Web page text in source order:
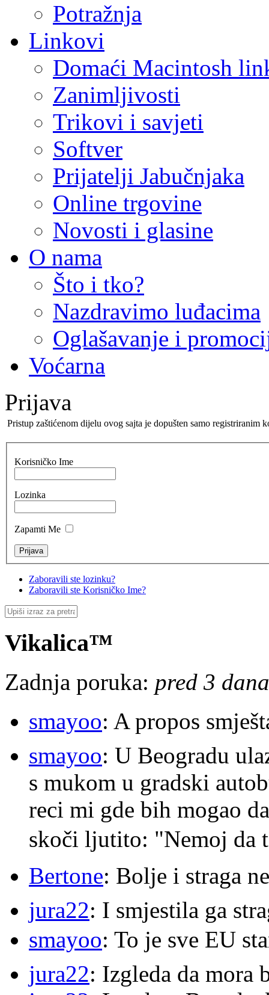
Potražnja
Linkovi
Domaći Macintosh
Zanimljivosti
Trikovi i savjeti
Softver
Prijatelji Jabučnjaka
Online trgovine
Novosti i glasine
O nama
Što i tko?
Nazdravimo luđacima
Oglašavanje i
Voćarna
Prijava
Pristup zaštićenom dijelu ovog sajta je dopušten samo registriranim
Korisničko Ime
Lozinka
Zapamti Me
Zaboravili ste lozinku?
Zaboravili ste Korisničko Ime?
Vikalica™
Zadnja poruka: pred 3
smayoo: A propos
smayoo: U Beogradu
s mukom u gradski
reci mi gde bih mogao
skoči ljutito: "Nemoj da
Bertone: Bolje i straga
jura22: I smjestila ga
smayoo: To je sve EU
jura22: Izgleda da mora